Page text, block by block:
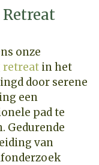
onze
retreat in het
door serene
een
pad te
Gedurende
van